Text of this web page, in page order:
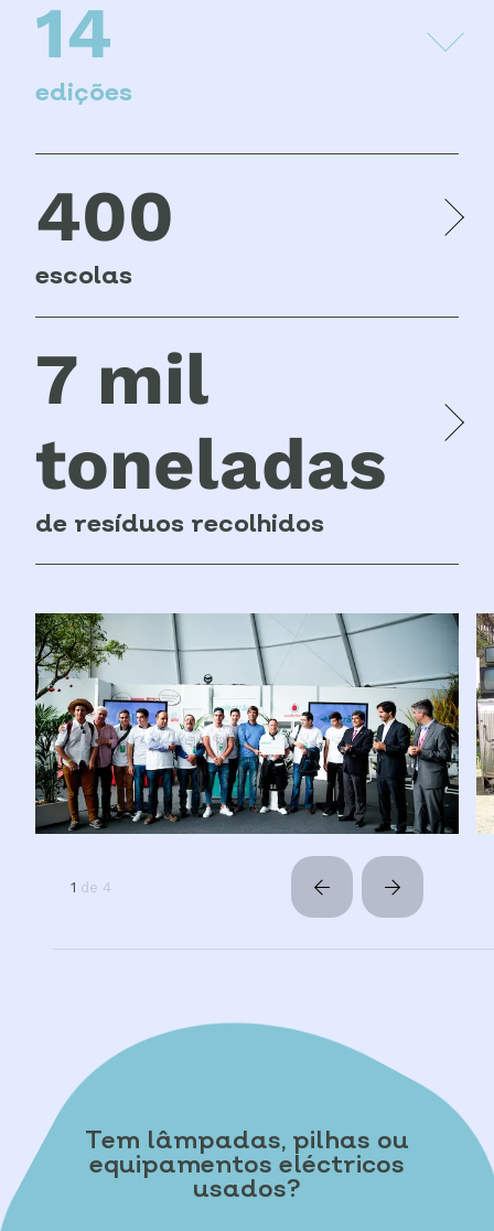
14
edições
400
escolas
7 mil
toneladas
de resíduos recolhidos
1 de 4
Tem lâmpadas, pilhas ou
equipamentos eléctricos
usados?